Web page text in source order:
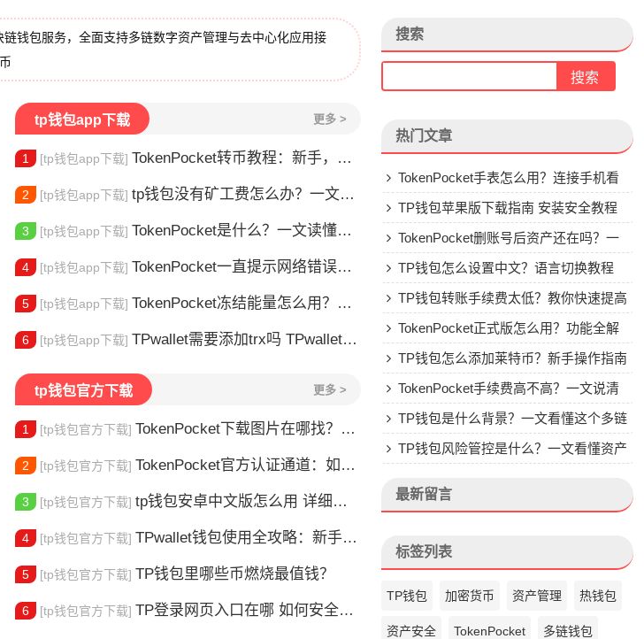
钱包服务，全面支持多链数字资产管理与去中心化应用接
tp钱包app下载 更多 >
1 [tp钱包app下载] TokenPocket转币教程：新手，手续费全解析
2 [tp钱包app下载] tp钱包没有矿工费怎么办？一文教你解决转账问题
3 [tp钱包app下载] TokenPocket是什么？一文读懂这款热门多链钱包
4 [tp钱包app下载] TokenPocket一直提示网络错误怎么办？这几个方法帮你快速解决
5 [tp钱包app下载] TokenPocket冻结能量怎么用？TRX冻结获取能量详解
6 [tp钱包app下载] TPwallet需要添加trx吗 TPwallet要不要充TRX？一文说清
tp钱包官方下载 更多 >
1 [tp钱包官方下载] TokenPocket下载图片在哪找？官方渠道最靠谱
2 [tp钱包官方下载] TokenPocket官方认证通道：如何找到真正的官方渠道
3 [tp钱包官方下载] tp钱包安卓中文版怎么用 详细安装教程
4 [tp钱包官方下载] TPwallet钱包使用全攻略：新手也能快速上手掌握
5 [tp钱包官方下载] TP钱包里哪些币燃烧最值钱？
6 [tp钱包官方下载] TP登录网页入口在哪 如何安全快速登陆平台
搜索
热门文章
TokenPocket手表怎么用？连接手机看
行情教程
TP钱包苹果版下载指南 安装安全教程
TokenPocket删账号后资产还在吗？一
文讲清楚
TP钱包怎么设置中文？语言切换教程
TP钱包转账手续费太低？教你快速提高
Gas费
TokenPocket正式版怎么用？功能全解
析与安全使用指南
TP钱包怎么添加莱特币？新手操作指南
TokenPocket手续费高不高？一文说清
楚TP钱包是什么背景？一文看懂这个多链
钱包的来头
TP钱包风险管控是什么？一文看懂资产
最新留言
标签列表
TP钱包 加密货币 资产管理 热钱包
资产安全 TokenPocket 多链钱包